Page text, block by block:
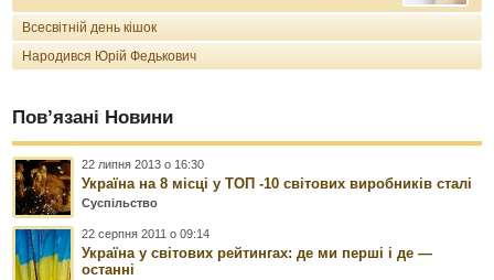
Всесвітній день кішок
Народився Юрій Федькович
Пов’язані Новини
22 липня 2013 о 16:30
Україна на 8 місці у ТОП -10 світових виробників сталі
Суспільство
22 серпня 2011 о 09:14
Україна у світових рейтингах: де ми перші і де —
останні